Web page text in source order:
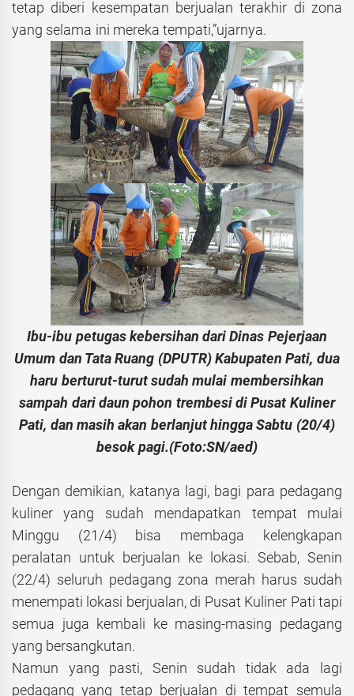
tetap diberi kesempatan berjualan terakhir di zona
yang selama ini mereka tempati,”ujarnya.
Ibu-ibu petugas kebersihan dari Dinas Pejerjaan
Umum dan Tata Ruang (DPUTR) Kabupaten Pati, dua
haru berturut-turut sudah mulai membersihkan
sampah dari daun pohon trembesi di Pusat Kuliner
Pati, dan masih akan berlanjut hingga Sabtu (20/4)
besok pagi.(Foto:SN/aed)
Dengan demikian, katanya lagi, bagi para pedagang
kuliner yang sudah mendapatkan tempat mulai
Minggu (21/4) bisa membaga kelengkapan
peralatan untuk berjualan ke lokasi. Sebab, Senin
(22/4) seluruh pedagang zona merah harus sudah
menempati lokasi berjualan, di Pusat Kuliner Pati tapi
semua juga kembali ke masing-masing pedagang
yang bersangkutan.
Namun yang pasti, Senin sudah tidak ada lagi
pedagang yang tetap berjualan di tempat semula